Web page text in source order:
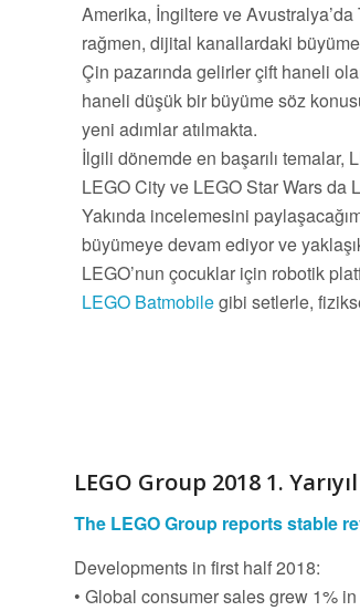
Amerika, İngiltere ve Avustralya’da
rağmen, dijital kanallardaki
Çin pazarında gelirler çift haneli
haneli düşük bir büyüme söz
yeni adımlar atılmakta.
İlgili dönemde en başarılı
LEGO City ve LEGO Star Wars da
Yakında incelemesini
büyümeye devam ediyor ve
LEGO’nun çocuklar için robotik
LEGO Batmobilegibi setlerle,
LEGO Group 2018 1.
The LEGO Group reports stable
Developments in first half 2018:
• Global consumer sales grew 1%